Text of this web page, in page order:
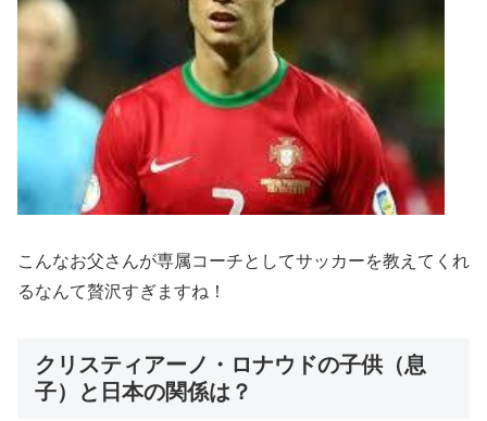
こんなお父さんが専属コーチとしてサッカーを教えてくれ
るなんて贅沢すぎますね！
クリスティアーノ・ロナウドの子供（息
子）と日本の関係は？